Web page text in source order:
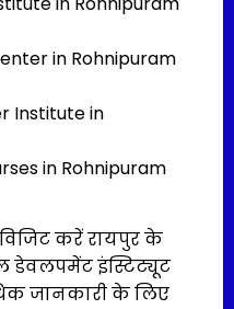
in Rohnipuram
Institute in
in Rohnipuram
करें रायपुर के
डेवलपमेंट इंस्टिट्यूट
जानकारी के लिए